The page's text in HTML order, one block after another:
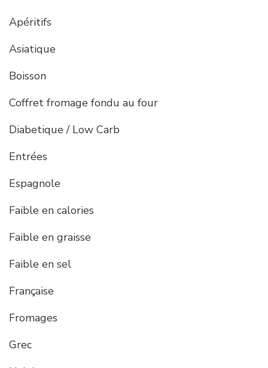
Apéritifs
Asiatique
Boisson
Coffret fromage fondu au four
Diabetique / Low Carb
Entrées
Espagnole
Faible en calories
Faible en graisse
Faible en sel
Française
Fromages
Grec